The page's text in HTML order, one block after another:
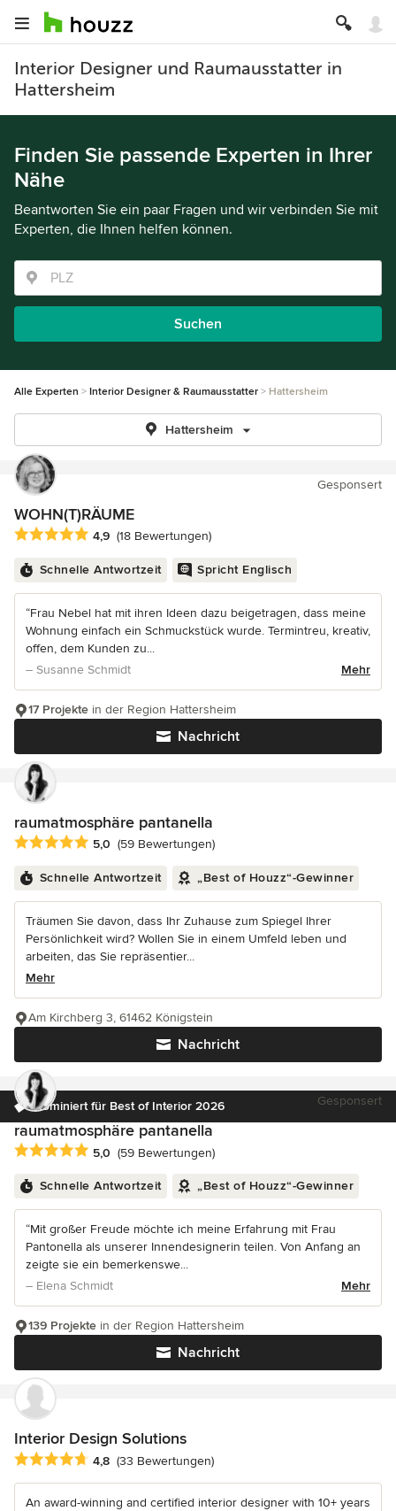
Interior Designer und Raumausstatter in
Hattersheim
Finden Sie passende Experten in Ihrer
Nähe
Beantworten Sie ein paar Fragen und wir verbinden Sie mit
Experten, die Ihnen helfen können.
Suchen
Alle Experten Interior Designer & Raumausstatter Hattersheim
Hattersheim
Gesponsert
WOHN(T)RÄUME
Durchschnittliche Bewertung: 4.9 von 5 Sternen
4,9 (18 Bewertungen)
Schnelle Antwortzeit Spricht Englisch
“Frau Nebel hat mit ihren Ideen dazu beigetragen, dass meine
Wohnung einfach ein Schmuckstück wurde. Termintreu, kreativ,
offen, dem Kunden zu...
– Susanne Schmidt
Mehr
Nachricht
17 Projekte in der Region Hattersheim
raumatmosphäre pantanella
Durchschnittliche Bewertung: 5 von 5 Sternen
5,0 (59 Bewertungen)
Schnelle Antwortzeit „Best of Houzz“-Gewinner
Träumen Sie davon, dass Ihr Zuhause zum Spiegel Ihrer
Persönlichkeit wird? Wollen Sie in einem Umfeld leben und
arbeiten, das Sie repräsentier...
Mehr
Nachricht
Am Kirchberg 3, 61462 Königstein
Nominiert für Best of Interior 2026 Gesponsert
raumatmosphäre pantanella
Durchschnittliche Bewertung: 5 von 5 Sternen
5,0 (59 Bewertungen)
Schnelle Antwortzeit „Best of Houzz“-Gewinner
“Mit großer Freude möchte ich meine Erfahrung mit Frau
Pantonella als unserer Innendesignerin teilen. Von Anfang an
zeigte sie ein bemerkenswe...
– Elena Schmidt
Mehr
Nachricht
139 Projekte in der Region Hattersheim
Interior Design Solutions
Durchschnittliche Bewertung: 4.8 von 5 Sternen
4,8 (33 Bewertungen)
An award-winning and certified interior designer with 10+ years